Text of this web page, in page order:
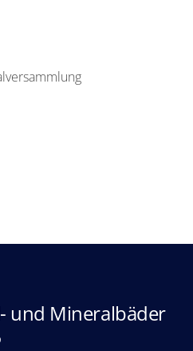
und Mineralbäder